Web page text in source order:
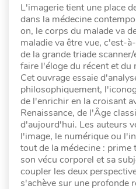
L'imagerie tient une place
dans la médecine
on, le corps du malade va
maladie va être vue, c'est-
de la grande triade
faire l'éloge du récent et du
Cet ouvrage essaie
philosophiquement,
de l'enrichir en la croisant
Renaissance, de l'Âge
d'aujourd'hui. Les auteurs
l'image, le numérique ou
tout de la médecine : prime
son vécu corporel et sa
coupler les deux
s'achève sur une profonde